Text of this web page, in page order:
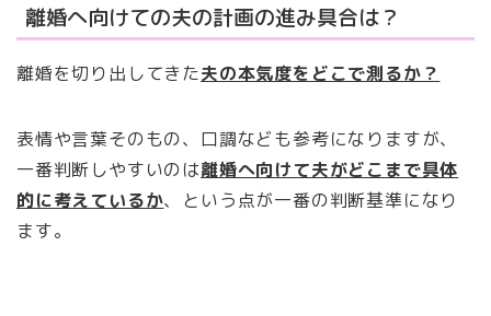
離婚へ向けての夫の計画の進み具合は？
離婚を切り出してきた夫の本気度をどこで測るか？
表情や言葉そのもの、口調なども参考になりますが、
一番判断しやすいのは離婚へ向けて夫がどこまで具体
的に考えているか、という点が一番の判断基準になり
ます。